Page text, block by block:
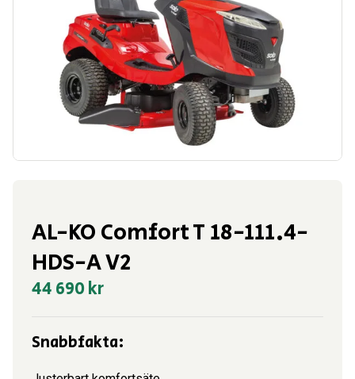
AL-KO Comfort T 18-111.4-
HDS-A V2
44 690kr
Snabbfakta: